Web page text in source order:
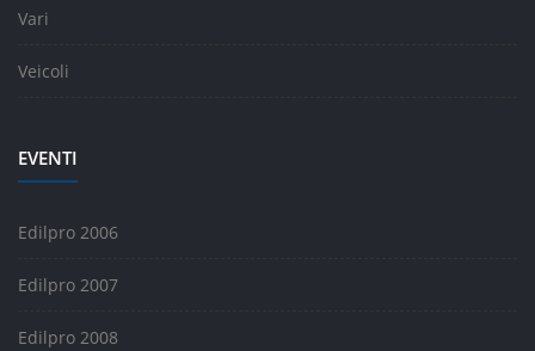
Vari
Veicoli
EVENTI
Edilpro 2006
Edilpro 2007
Edilpro 2008